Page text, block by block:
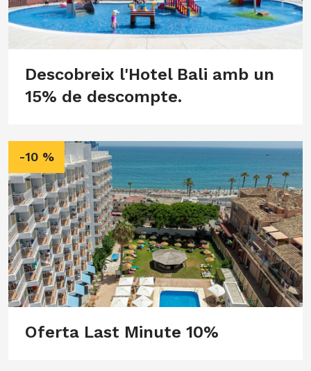
Descobreix l'Hotel Bali amb un
15% de descompte.
-10 %
Oferta Last Minute 10%